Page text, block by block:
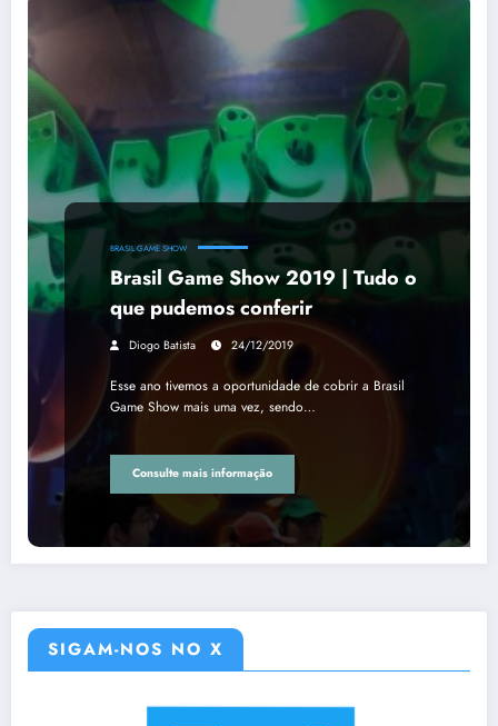
BRASIL GAME SHOW
Brasil Game Show 2019 | Tudo o
que pudemos conferir
Diogo Batista 24/12/2019
Esse ano tivemos a oportunidade de cobrir a Brasil
Game Show mais uma vez, sendo…
Consulte mais informação
SIGAM-NOS NO X